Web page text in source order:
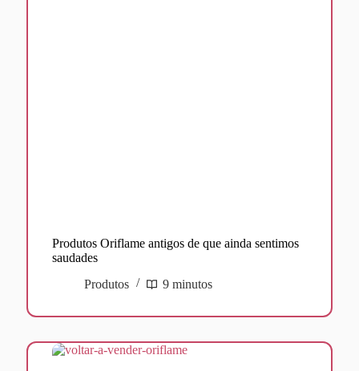
Produtos Oriflame antigos de que ainda sentimos
saudades
Produtos
9 minutos